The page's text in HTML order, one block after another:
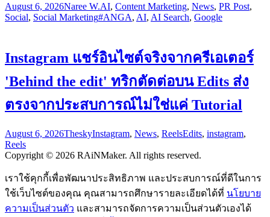
August 6, 2026Naree W.AI, Content Marketing, News, PR Post,
Social, Social Marketing#ANGA, AI, AI Search, Google
Instagram แชร์อินไซต์จริงจากครีเอเตอร์
'Behind the edit' ทริกตัดต่อบน Edits ส่ง
ตรงจากประสบการณ์ไม่ใช่แค่ Tutorial
August 6, 2026TheskyInstagram, News, ReelsEdits, instagram,
Reels
Copyright © 2026 RAiNMaker. All rights reserved.
เราใช้คุกกี้เพื่อพัฒนาประสิทธิภาพ และประสบการณ์ที่ดีในการ
ใช้เว็บไซต์ของคุณ คุณสามารถศึกษารายละเอียดได้ที่ นโยบาย
ความเป็นส่วนตัว และสามารถจัดการความเป็นส่วนตัวเองได้